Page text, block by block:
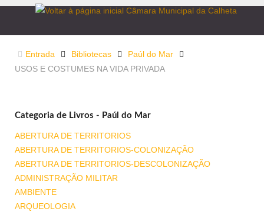
Entrada Bibliotecas
Paúl do Mar
USOS E COSTUMES NA VIDA PRIVADA
Categoria de Livros - Paúl do Mar
ABERTURA DE TERRITORIOS
ABERTURA DE TERRITORIOS-COLONIZAÇÃO
ABERTURA DE TERRITORIOS-DESCOLONIZAÇÃO
ADMINISTRAÇÃO MILITAR
AMBIENTE
ARQUEOLOGIA